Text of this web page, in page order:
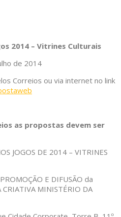
2014 – Vitrines Culturais
de 2014
Correios ou via internet no link
as propostas devem ser
JOGOS DE 2014 – VITRINES
E DIFUSÃO da
CRIATIVA MINISTÉRIO DA